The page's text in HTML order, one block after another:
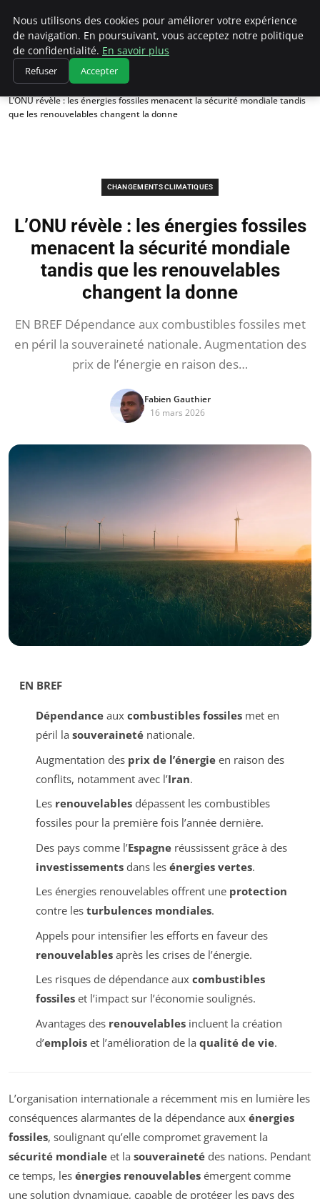
Climatedebtagents
Accueil
Changements climatiques
L’ONU révèle : les énergies fossiles menacent la sécurité mondiale tandis
que les renouvelables changent la donne
CHANGEMENTS CLIMATIQUES
L’ONU révèle : les énergies fossiles
menacent la sécurité mondiale
tandis que les renouvelables
changent la donne
EN BREF Dépendance aux combustibles fossiles met
en péril la souveraineté nationale. Augmentation des
prix de l’énergie en raison des…
Fabien Gauthier
16 mars 2026
EN BREF
Dépendanceaux combustibles fossilesmet en
péril la souveraineténationale.
Augmentation des prix de l’énergieen raison des
conflits, notamment avec l’Iran.
Les renouvelablesdépassent les combustibles
fossiles pour la première fois l’année dernière.
Des pays comme l’Espagneréussissent grâce à des
investissementsdans les énergies vertes.
Les énergies renouvelables offrent une protection
contre les turbulences mondiales.
Appels pour intensifier les efforts en faveur des
renouvelablesaprès les crises de l’énergie.
Les risques de dépendance aux combustibles
fossileset l’impact sur l’économie soulignés.
Avantages des renouvelablesincluent la création
d’emploiset l’amélioration de la qualité de vie.
L’organisation internationale a récemment mis en lumière les
conséquences alarmantes de la dépendance aux énergies
fossiles, soulignant qu’elle compromet gravement la
sécurité mondiale et la souveraineté des nations. Pendant
ce temps, les énergies renouvelables émergent comme
une solution dynamique, capable de protéger les pays des
Nous utilisons des cookies pour améliorer votre expérience
de navigation. En poursuivant, vous acceptez notre politique
de confidentialité. En savoir plus
Refuser Accepter